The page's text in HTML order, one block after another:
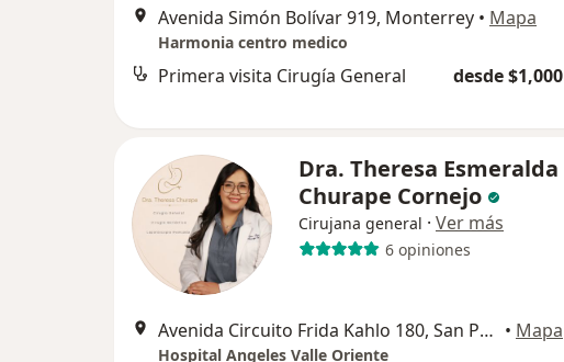
Avenida Simón Bolívar 919, Monterrey • Mapa
Harmonia centro medico
Primera visita Cirugía General desde $1,000
Dra. Theresa Esmeralda
Churape Cornejo
Cirujana general · Ver más
6 opiniones
Avenida Circuito Frida Kahlo 180, San Pedro Garza Garcia • Mapa
Hospital Angeles Valle Oriente